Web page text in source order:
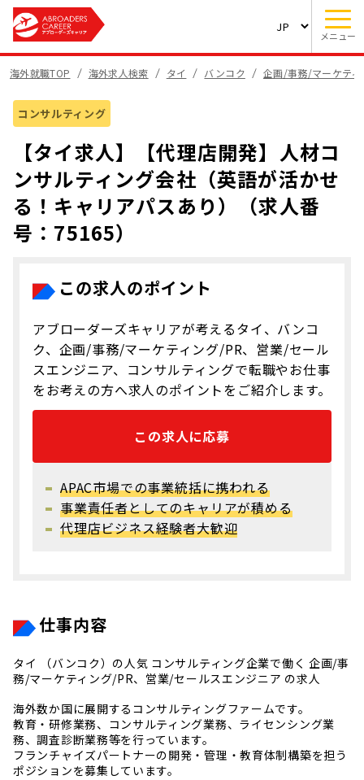
メニュー
海外就職TOP 海外求人検索 タイ バンコク 企画/事務/マーケテ
コンサルティング
【タイ求人】【代理店開発】人材コ
ンサルティング会社（英語が活かせ
る！キャリアパスあり）（求人番
号：75165）
この求人のポイント
アブローダーズキャリアが考えるタイ、バンコ
ク、企画/事務/マーケティング/PR、営業/セール
スエンジニア、コンサルティングで転職やお仕事
をお考えの方へ求人のポイントをご紹介します。
この求人に応募
APAC市場での事業統括に携われる
事業責任者としてのキャリアが積める
代理店ビジネス経験者大歓迎
仕事内容
タイ （バンコク）の人気 コンサルティング企業で働く 企画/事
務/マーケティング/PR、営業/セールスエンジニア の求人
海外数か国に展開するコンサルティングファームです。
教育・研修業務、コンサルティング業務、ライセンシング業
務、調査診断業務等を行っています。
フランチャイズパートナーの開発・管理・教育体制構築を担う
ポジションを募集しています。